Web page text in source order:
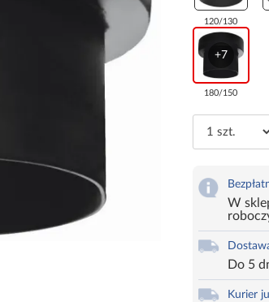
120/130
+7
180/150
W
Do 5
Kurier